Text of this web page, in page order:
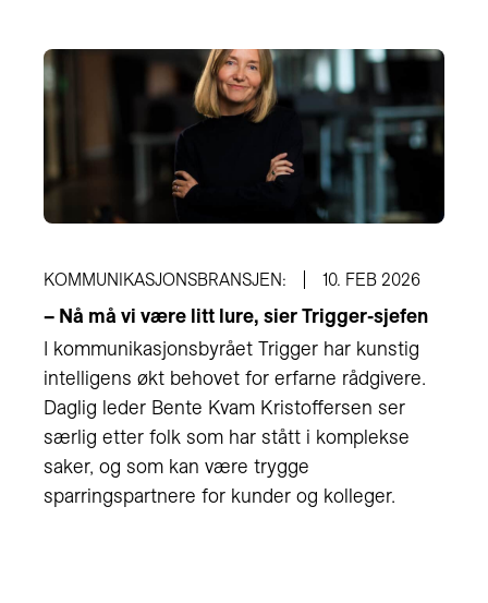
KOMMUNIKASJONSBRANSJEN: 10. FEB 2026
– Nå må vi være litt lure, sier Trigger-sjefen
I kommunikasjonsbyrået Trigger har kunstig
intelligens økt behovet for erfarne rådgivere.
Daglig leder Bente Kvam Kristoffersen ser
særlig etter folk som har stått i komplekse
saker, og som kan være trygge
sparringspartnere for kunder og kolleger.